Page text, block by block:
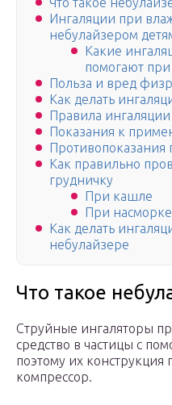
Ингаляции при
небулайзером
Какие
помогают
Польза и вред
Как делать
Правила ингаляции
Показания к
Противопоказания
Как правильно
грудничку
При кашле
При насморке
Как делать
небулайзере
Что такое
Струйные ингаляторы
средство в частицы с
поэтому их конструкция
компрессор.